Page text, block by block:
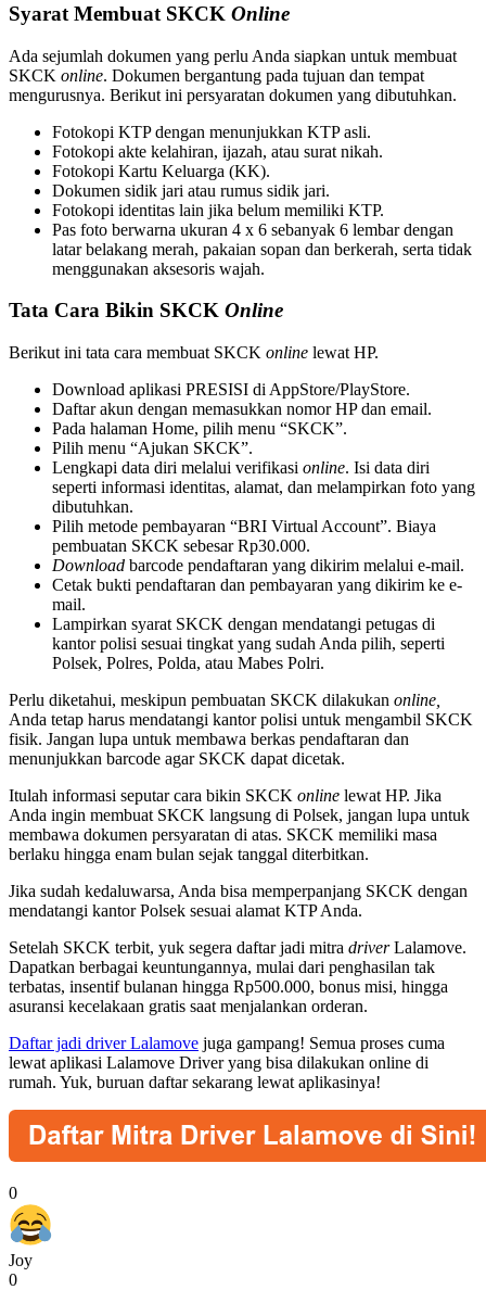
Syarat Membuat SKCK Online
Ada sejumlah dokumen yang perlu Anda siapkan untuk membuat
SKCK online. Dokumen bergantung pada tujuan dan tempat
mengurusnya. Berikut ini persyaratan dokumen yang dibutuhkan.
Fotokopi KTP dengan menunjukkan KTP asli.
Fotokopi akte kelahiran, ijazah, atau surat nikah.
Fotokopi Kartu Keluarga (KK).
Dokumen sidik jari atau rumus sidik jari.
Fotokopi identitas lain jika belum memiliki KTP.
Pas foto berwarna ukuran 4 x 6 sebanyak 6 lembar dengan
latar belakang merah, pakaian sopan dan berkerah, serta tidak
menggunakan aksesoris wajah.
Tata Cara Bikin SKCK Online
Berikut ini tata cara membuat SKCK online lewat HP.
Download aplikasi PRESISI di AppStore/PlayStore.
Daftar akun dengan memasukkan nomor HP dan email.
Pada halaman Home, pilih menu “SKCK”.
Pilih menu “Ajukan SKCK”.
Lengkapi data diri melalui verifikasi online. Isi data diri
seperti informasi identitas, alamat, dan melampirkan foto yang
dibutuhkan.
Pilih metode pembayaran “BRI Virtual Account”. Biaya
pembuatan SKCK sebesar Rp30.000.
Download barcode pendaftaran yang dikirim melalui e-mail.
Cetak bukti pendaftaran dan pembayaran yang dikirim ke e-
mail.
Lampirkan syarat SKCK dengan mendatangi petugas di
kantor polisi sesuai tingkat yang sudah Anda pilih, seperti
Polsek, Polres, Polda, atau Mabes Polri.
Perlu diketahui, meskipun pembuatan SKCK dilakukan online,
Anda tetap harus mendatangi kantor polisi untuk mengambil SKCK
fisik. Jangan lupa untuk membawa berkas pendaftaran dan
menunjukkan barcode agar SKCK dapat dicetak.
Itulah informasi seputar cara bikin SKCK online lewat HP. Jika
Anda ingin membuat SKCK langsung di Polsek, jangan lupa untuk
membawa dokumen persyaratan di atas. SKCK memiliki masa
berlaku hingga enam bulan sejak tanggal diterbitkan.
Jika sudah kedaluwarsa, Anda bisa memperpanjang SKCK dengan
mendatangi kantor Polsek sesuai alamat KTP Anda.
Setelah SKCK terbit, yuk segera daftar jadi mitra driverLalamove.
Dapatkan berbagai keuntungannya, mulai dari penghasilan tak
terbatas, insentif bulanan hingga Rp500.000, bonus misi, hingga
asuransi kecelakaan gratis saat menjalankan orderan.
Daftar jadi driver Lalamove juga gampang! Semua proses cuma
lewat aplikasi Lalamove Driver yang bisa dilakukan online di
rumah. Yuk, buruan daftar sekarang lewat aplikasinya!
0
Joy
0